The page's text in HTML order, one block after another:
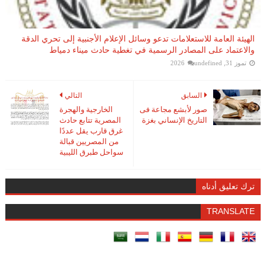
الهيئة العامة للاستعلامات تدعو وسائل الإعلام الأجنبية إلى تحري الدقة
والاعتماد على المصادر الرسمية في تغطية حادث ميناء دمياط
تموز 31, 2026 undefined
التالي
الخارجية والهجرة
المصرية تتابع حادث
غرق قارب يقل عددًا
من المصريين قبالة
سواحل طبرق الليبية
السابق
صور لأبشع مجاعة فى
التاريخ الإنساني بغزة
ترك تعليق أدناه
TRANSLATE